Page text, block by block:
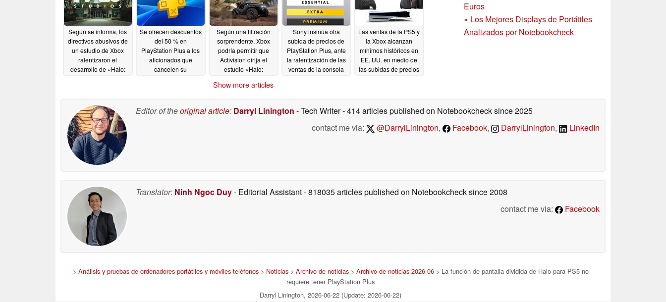
Euros
» Los Mejores Displays de Portátiles
Analizados por Notebookcheck
Según se informa, los
directivos abusivos de
un estudio de Xbox
ralentizaron el
desarrollo de «Halo:
Se ofrecen descuentos
del 50 % en
PlayStation Plus a los
aficionados que
cancelen su
Según una filtración
sorprendente, Xbox
podría permitir que
Activision dirija el
estudio «Halo:
07/06/2026
Sony insinúa otra
subida de precios de
PlayStation Plus, ante
la ralentización de las
ventas de la consola
Las ventas de la PS5 y
la Xbox alcanzan
mínimos históricos en
EE. UU. en medio de
las subidas de precios
06/29/2026
Show more articles
Editor of theoriginal article: Darryl Linington - Tech Writer- 414 articles published on Notebookchecksince 2025
contact me via:
@DarrylLinington, Facebook, DarrylLinington, LinkedIn
Translator: Ninh Ngoc Duy- Editorial Assistant- 818035 articles published on Notebookchecksince 2008
contact me via:
Facebook
> Análisis y pruebas de ordenadores portátiles y móviles teléfonos> Noticias> Archivo de noticias> Archivo de noticias 2026 06> La función de pantalla dividida de Halo para PS5 no
requiere tener PlayStation Plus
Darryl Linington, 2026-06-22 (Update: 2026-06-22)